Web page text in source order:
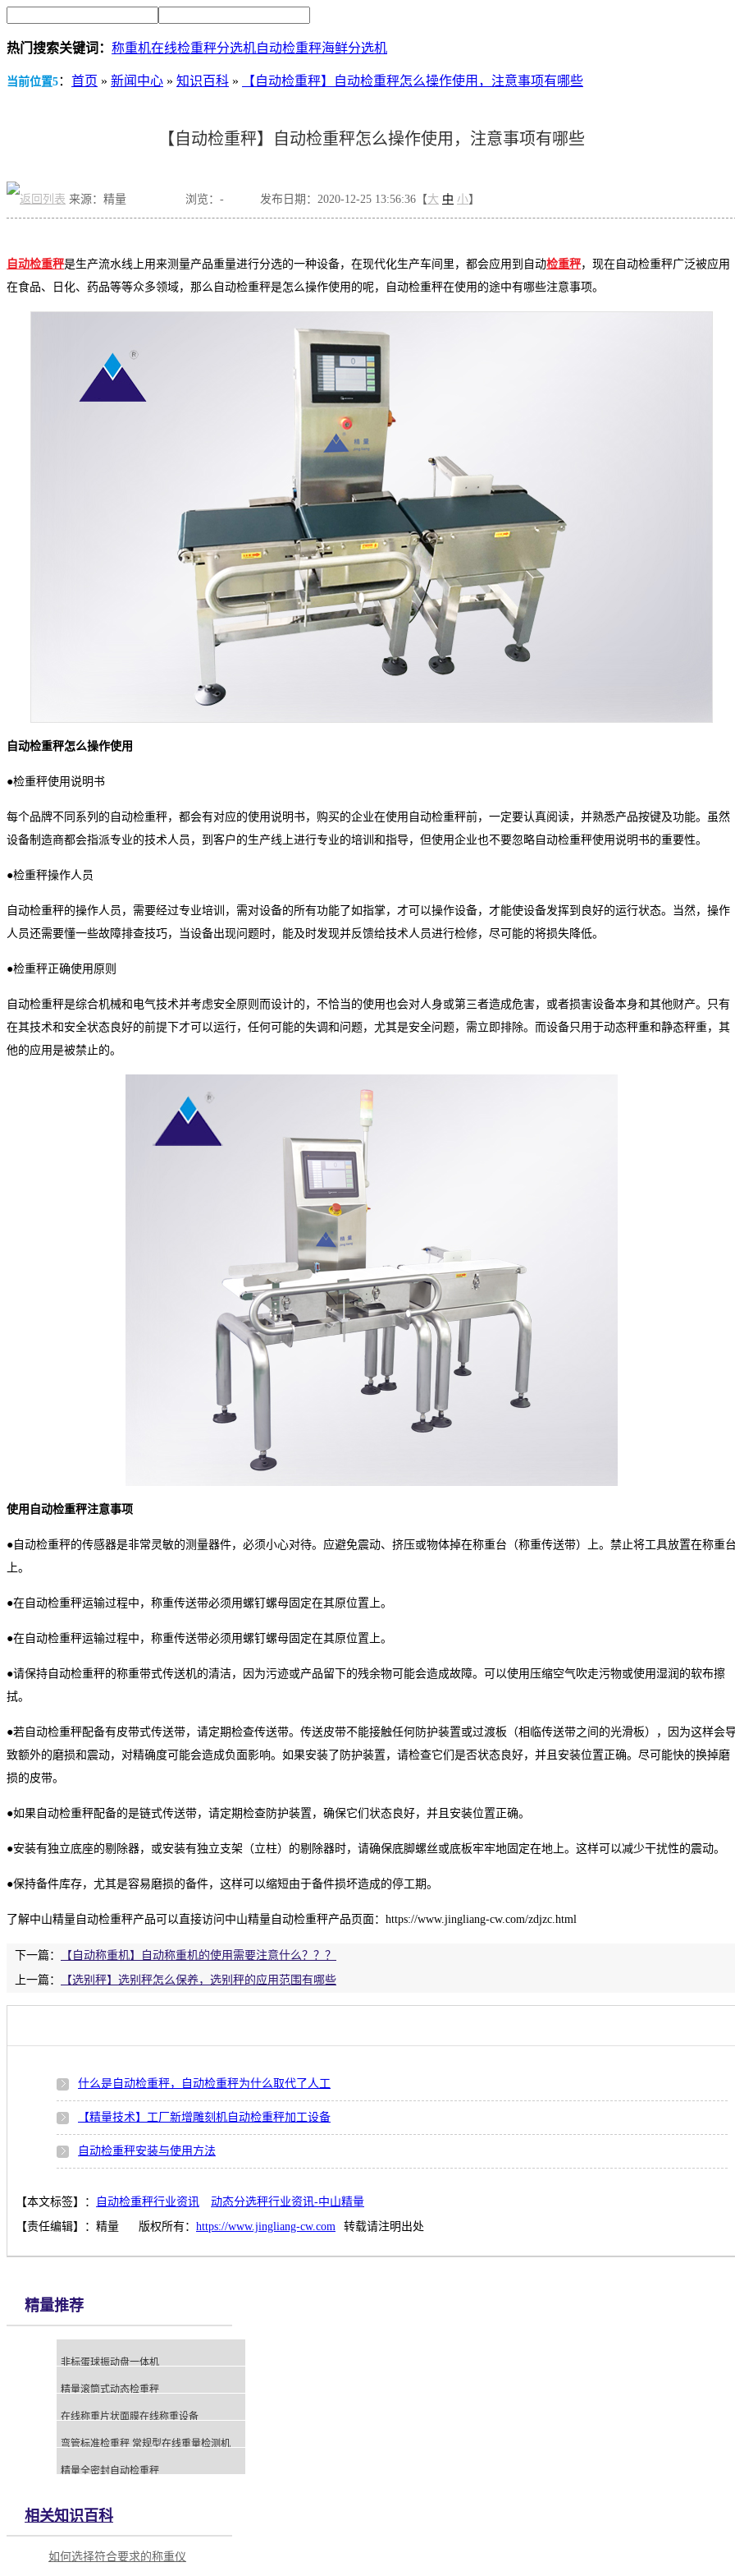
热门搜索关键词： 称重机在线检重秤分选机自动检重秤海鲜分选机
当前位置5 ： 首页 » 新闻中心 » 知识百科 » 【自动检重秤】自动检重秤怎么操作使用，注意事项有哪些
【自动检重秤】自动检重秤怎么操作使用，注意事项有哪些
来源：精量 浏览： - 发布日期：2020-12-25 13:56:36【大 中 小】
自动检重秤是生产流水线上用来测量产品重量进行分选的一种设备，在现代化生产车间里，都会应用到自动检重秤，现在自动检重秤广泛被应用
在食品、日化、药品等等众多领域，那么自动检重秤是怎么操作使用的呢，自动检重秤在使用的途中有哪些注意事项。
自动检重秤怎么操作使用
●检重秤使用说明书
每个品牌不同系列的自动检重秤，都会有对应的使用说明书，购买的企业在使用自动检重秤前，一定要认真阅读，并熟悉产品按键及功能。虽然
设备制造商都会指派专业的技术人员，到客户的生产线上进行专业的培训和指导，但使用企业也不要忽略自动检重秤使用说明书的重要性。
●检重秤操作人员
自动检重秤的操作人员，需要经过专业培训，需对设备的所有功能了如指掌，才可以操作设备，才能使设备发挥到良好的运行状态。当然，操作
人员还需要懂一些故障排查技巧，当设备出现问题时，能及时发现并反馈给技术人员进行检修，尽可能的将损失降低。
●检重秤正确使用原则
自动检重秤是综合机械和电气技术并考虑安全原则而设计的，不恰当的使用也会对人身或第三者造成危害，或者损害设备本身和其他财产。只有
在其技术和安全状态良好的前提下才可以运行，任何可能的失调和问题，尤其是安全问题，需立即排除。而设备只用于动态秤重和静态秤重，其
他的应用是被禁止的。
使用自动检重秤注意事项
●自动检重秤的传感器是非常灵敏的测量器件，必须小心对待。应避免震动、挤压或物体掉在称重台（称重传送带）上。禁止将工具放置在称重台
上。
●在自动检重秤运输过程中，称重传送带必须用螺钉螺母固定在其原位置上。
●在自动检重秤运输过程中，称重传送带必须用螺钉螺母固定在其原位置上。
●请保持自动检重秤的称重带式传送机的清洁，因为污迹或产品留下的残余物可能会造成故障。可以使用压缩空气吹走污物或使用湿润的软布擦
拭。
●若自动检重秤配备有皮带式传送带，请定期检查传送带。传送皮带不能接触任何防护装置或过渡板（相临传送带之间的光滑板），因为这样会
致额外的磨损和震动，对精确度可能会造成负面影响。如果安装了防护装置，请检查它们是否状态良好，并且安装位置正确。尽可能快的换掉磨
损的皮带。
●如果自动检重秤配备的是链式传送带，请定期检查防护装置，确保它们状态良好，并且安装位置正确。
●安装有独立底座的剔除器，或安装有独立支架（立柱）的剔除器时，请确保底脚螺丝或底板牢牢地固定在地上。这样可以减少干扰性的震动。
●保持备件库存，尤其是容易磨损的备件，这样可以缩短由于备件损坏造成的停工期。
了解中山精量自动检重秤产品可以直接访问中山精量自动检重秤产品页面：https://www.jingliang-cw.com/zdjzc.html
下一篇：
【自动称重机】自动称重机的使用需要注意什么？？？
上一篇：
【选别秤】选别秤怎么保养，选别秤的应用范围有哪些
什么是自动检重秤，自动检重秤为什么取代了人工
【精量技术】工厂新增雕刻机自动检重秤加工设备
自动检重秤安装与使用方法
【本文标签】： 自动检重秤行业资讯
动态分选秤行业资讯-中山精量
【责任编辑】： 精量 版权所有： https://www.jingliang-cw.com 转载请注明出处
精量推荐
非标蛋球振动盘一体机
精量滚筒式动态检重秤
在线称重片状面膜在线称重设备
弯管标准检重秤 常规型在线重量检测机
精量全密封自动检重秤
相关知识百科
如何选择符合要求的称重仪